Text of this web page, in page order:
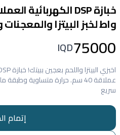
واط لخبز البيتزا والمعجنات
75000
IQD
عملاقة 40 سم. حرارة متساوية
سريع
إتمام